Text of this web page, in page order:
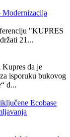
"KUPRES
21...
da je
isporuku bukovog
d...
Ecobase